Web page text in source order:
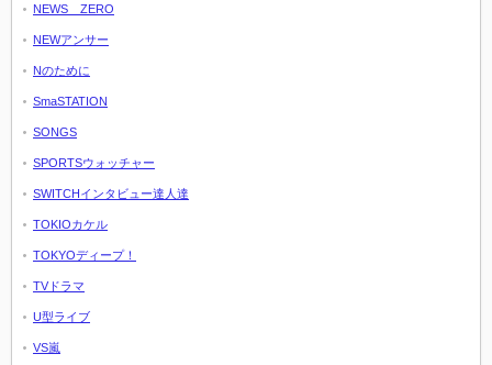
NEWS ZERO
NEWアンサー
Nのために
SmaSTATION
SONGS
SPORTSウォッチャー
SWITCHインタビュー達人達
TOKIOカケル
TOKYOディープ！
TVドラマ
U型ライブ
VS嵐